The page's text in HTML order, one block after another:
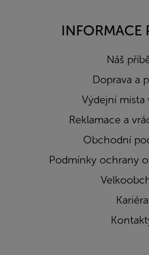
INFORMACE
Náš
Doprava a
Výdejní místa
Reklamace a
Obchodní
Podmínky ochrany
Kariéra